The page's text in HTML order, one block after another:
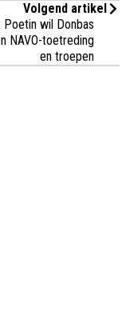
Volgend artikel
Poetin wil Donbas
NAVO-toetreding
en troepen